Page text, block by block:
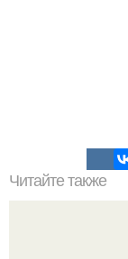
Читайте также